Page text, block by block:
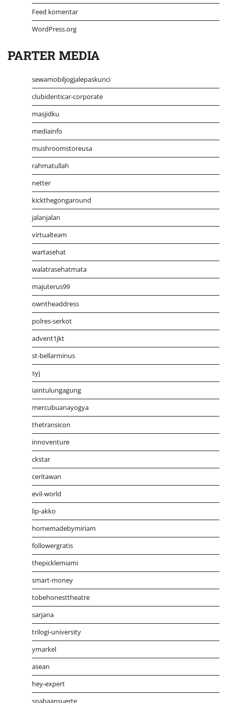
Feed komentar
WordPress.org
PARTER MEDIA
sewamobiljogjalepaskunci
clubidenticar-corporate
masjidku
mediainfo
mushroomstoreusa
rahmatullah
netter
kickthegongaround
jalanjalan
virtualteam
wartasehat
walatrasehatmata
majuterus99
owntheaddress
polres-serkot
advent1jkt
st-bellarminus
syj
iaintulungagung
mercubuanayogya
thetransicon
innoventure
ckstar
ceritawan
evil-world
lip-akko
homemadebymiriam
followergratis
thepicklemiami
smart-money
tobehonesttheatre
sarjana
trilogi-university
ymarkel
asean
hey-expert
spabaansuerte